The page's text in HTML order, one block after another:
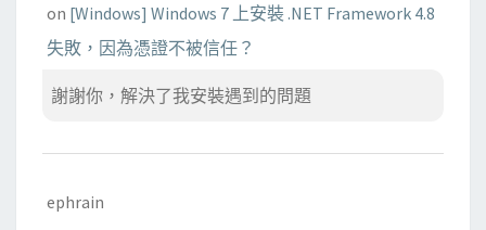
on [Windows] Windows 7 上安裝 .NET Framework 4.8
失敗，因為憑證不被信任？
謝謝你，解決了我安裝遇到的問題
ephrain